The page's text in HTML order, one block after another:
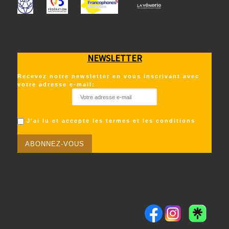
NEWSLETTER
Recevez notre newsletter en vous inscrivant avec
votre adresse e-mail:
J'ai lu et accepte les termes et les conditions